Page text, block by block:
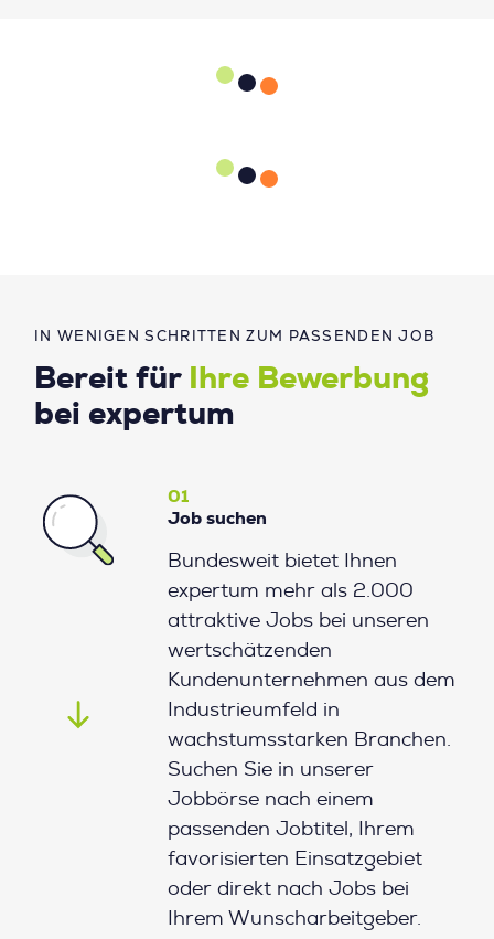
IN WENIGEN SCHRITTEN ZUM PASSENDEN JOB
Bereit für
Ihre Bewerbung
bei expertum
01
Job suchen
Bundesweit bietet Ihnen
expertum mehr als 2.000
attraktive Jobs bei unseren
wertschätzenden
Kundenunternehmen aus dem
Industrieumfeld in
wachstumsstarken Branchen.
Suchen Sie in unserer
Jobbörse nach einem
passenden Jobtitel, Ihrem
favorisierten Einsatzgebiet
oder direkt nach Jobs bei
Ihrem Wunscharbeitgeber.